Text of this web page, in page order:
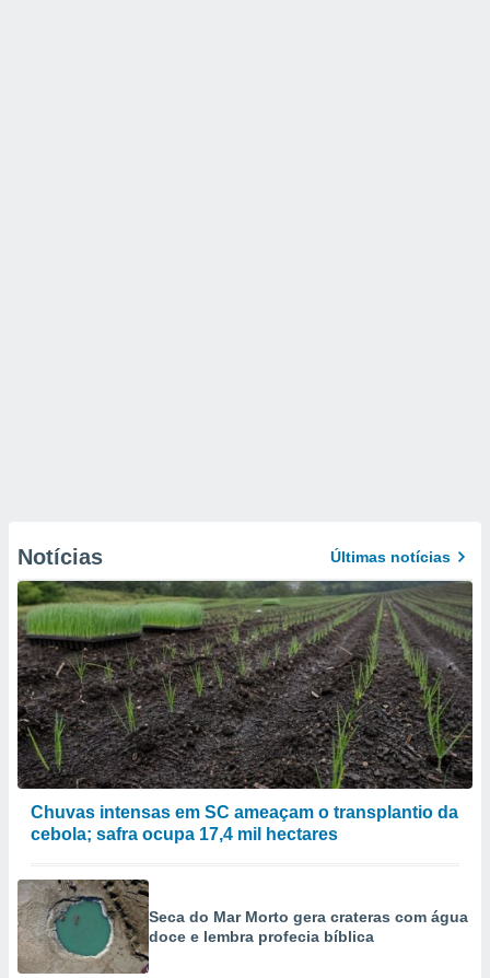
Notícias Últimas notícias
Chuvas intensas em SC ameaçam o transplantio da
cebola; safra ocupa 17,4 mil hectares
Seca do Mar Morto gera crateras com água
doce e lembra profecia bíblica